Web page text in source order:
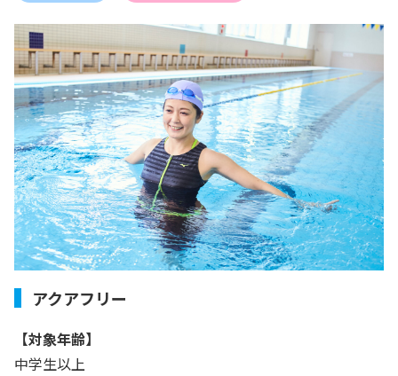
アクアフリー
【対象年齢】
中学生以上